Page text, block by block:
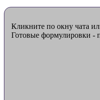
Кликните по окну чата
Готовые формулировки -